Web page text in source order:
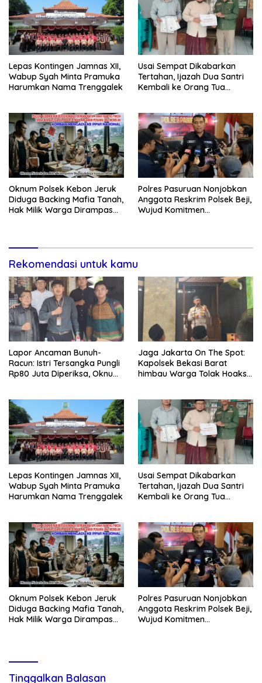
Lepas Kontingen Jamnas XII,
Wabup Syah Minta Pramuka
Harumkan Nama Trenggalek
Usai Sempat Dikabarkan
Tertahan, Ijazah Dua Santri
Kembali ke Orang Tua
Oknum Polsek Kebon Jeruk
Diduga Backing Mafia Tanah,
Hak Milik Warga Dirampas
Polres Pasuruan Nonjobkan
Anggota Reskrim Polsek Beji,
Wujud Komitmen
Rekomendasi untuk kamu
Lapor Ancaman Bunuh-
Racun: Istri Tersangka Pungli
Rp80 Juta Diperiksa, Oknum
Jaga Jakarta On The Spot:
Kapolsek Bekasi Barat
himbau Warga Tolak Hoaks
Lepas Kontingen Jamnas XII,
Wabup Syah Minta Pramuka
Harumkan Nama Trenggalek
Usai Sempat Dikabarkan
Tertahan, Ijazah Dua Santri
Kembali ke Orang Tua
Oknum Polsek Kebon Jeruk
Diduga Backing Mafia Tanah,
Hak Milik Warga Dirampas
Polres Pasuruan Nonjobkan
Anggota Reskrim Polsek Beji,
Wujud Komitmen
Tinggalkan Balasan